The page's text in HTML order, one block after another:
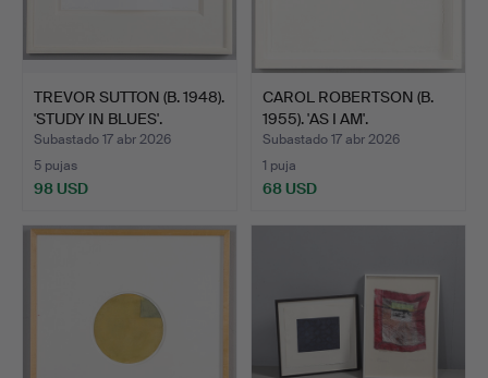
TREVOR SUTTON (B. 1948).
'STUDY IN BLUES'.
Subastado 17 abr 2026
5 pujas
98 USD
CAROL ROBERTSON (B.
1955). 'AS I AM'.
Subastado 17 abr 2026
1 puja
68 USD